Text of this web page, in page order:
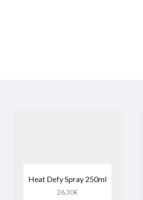
Heat Defy Spray 250ml
26,30€